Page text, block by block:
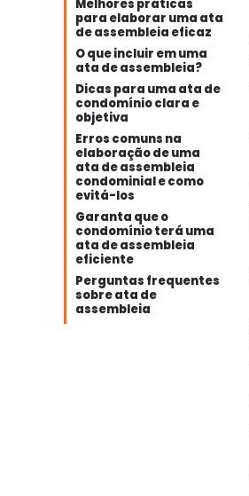
Melhores práticas
para elaborar uma ata
de assembleia eficaz
O que incluir em uma
ata de assembleia?
Dicas para uma ata de
condomínio clara e
objetiva
Erros comuns na
elaboração de uma
ata de assembleia
condominial e como
evitá-los
Garanta que o
condomínio terá uma
ata de assembleia
eficiente
Perguntas frequentes
sobre ata de
assembleia